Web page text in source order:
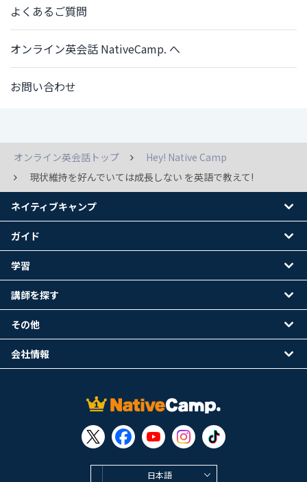
よくあるご質問
オンライン英会話 NativeCamp. へ
お問い合わせ
オンライン英会話トップ
Hey! Native Camp
現状維持を好んでいては成長しない を英語で教えて!
日本語
ネイティブキャンプ
ガイド
学習
講師を探す
その他
会社情報